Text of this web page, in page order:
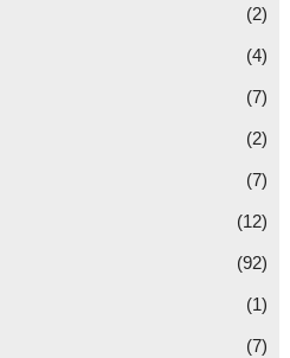
(2)
(4)
(7)
(2)
(7)
(12)
(92)
(1)
(7)